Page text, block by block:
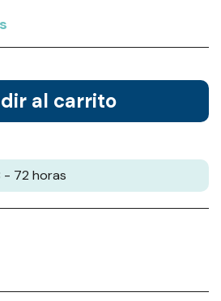
al carrito
- 72 horas
tu lista de comparación: 0 / 4